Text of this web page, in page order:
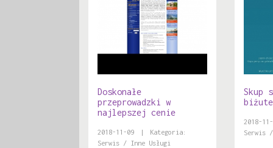
Doskonałe
przeprowadzki w
najlepszej cenie
2018-11-09 |
Kategoria:
Serwis / Inne Usługi
Skup
2018-
Serwis